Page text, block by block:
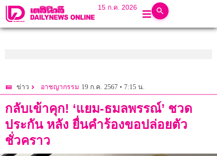
15 ก.ค. 2026
ข่าว อาชญากรรม 19 ก.ค. 2567 • 7:15 น.
กลับเข้าคุก! ‘แยม-ธมลพรรณ์’ ชวด
ประกัน หลัง ยื่นคำร้องขอปล่อยตัว
ชั่วคราว